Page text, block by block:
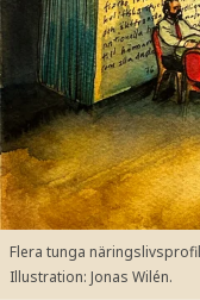
Flera tunga
Illustration: Jonas Wilén.